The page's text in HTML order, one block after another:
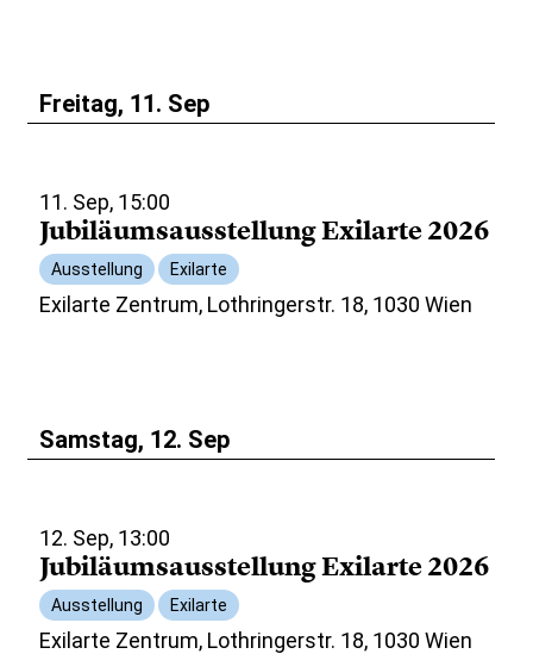
Freitag, 11. Sep
11. Sep, 15:00
Jubiläumsausstellung Exilarte 2026
Ausstellung Exilarte
Exilarte Zentrum, Lothringerstr. 18, 1030 Wien
Samstag, 12. Sep
12. Sep, 13:00
Jubiläumsausstellung Exilarte 2026
Ausstellung Exilarte
Exilarte Zentrum, Lothringerstr. 18, 1030 Wien